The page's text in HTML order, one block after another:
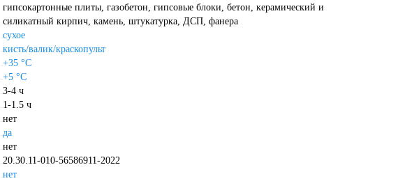
гипсокартонные плиты, газобетон, гипсовые блоки, бетон, керамический и
силикатный кирпич, камень, штукатурка, ДСП, фанера
сухое
кисть/валик/краскопульт
+35 °С
+5 °С
3-4 ч
1-1.5 ч
нет
да
нет
20.30.11-010-56586911-2022
нет